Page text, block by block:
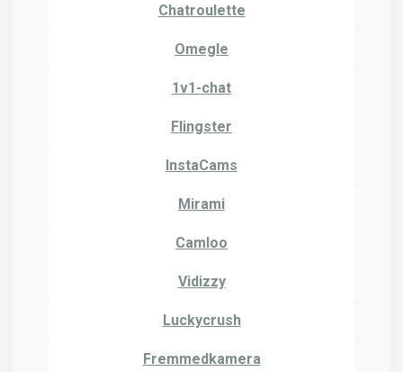
Chatroulette
Omegle
1v1-chat
Flingster
InstaCams
Mirami
Camloo
Vidizzy
Luckycrush
Fremmedkamera